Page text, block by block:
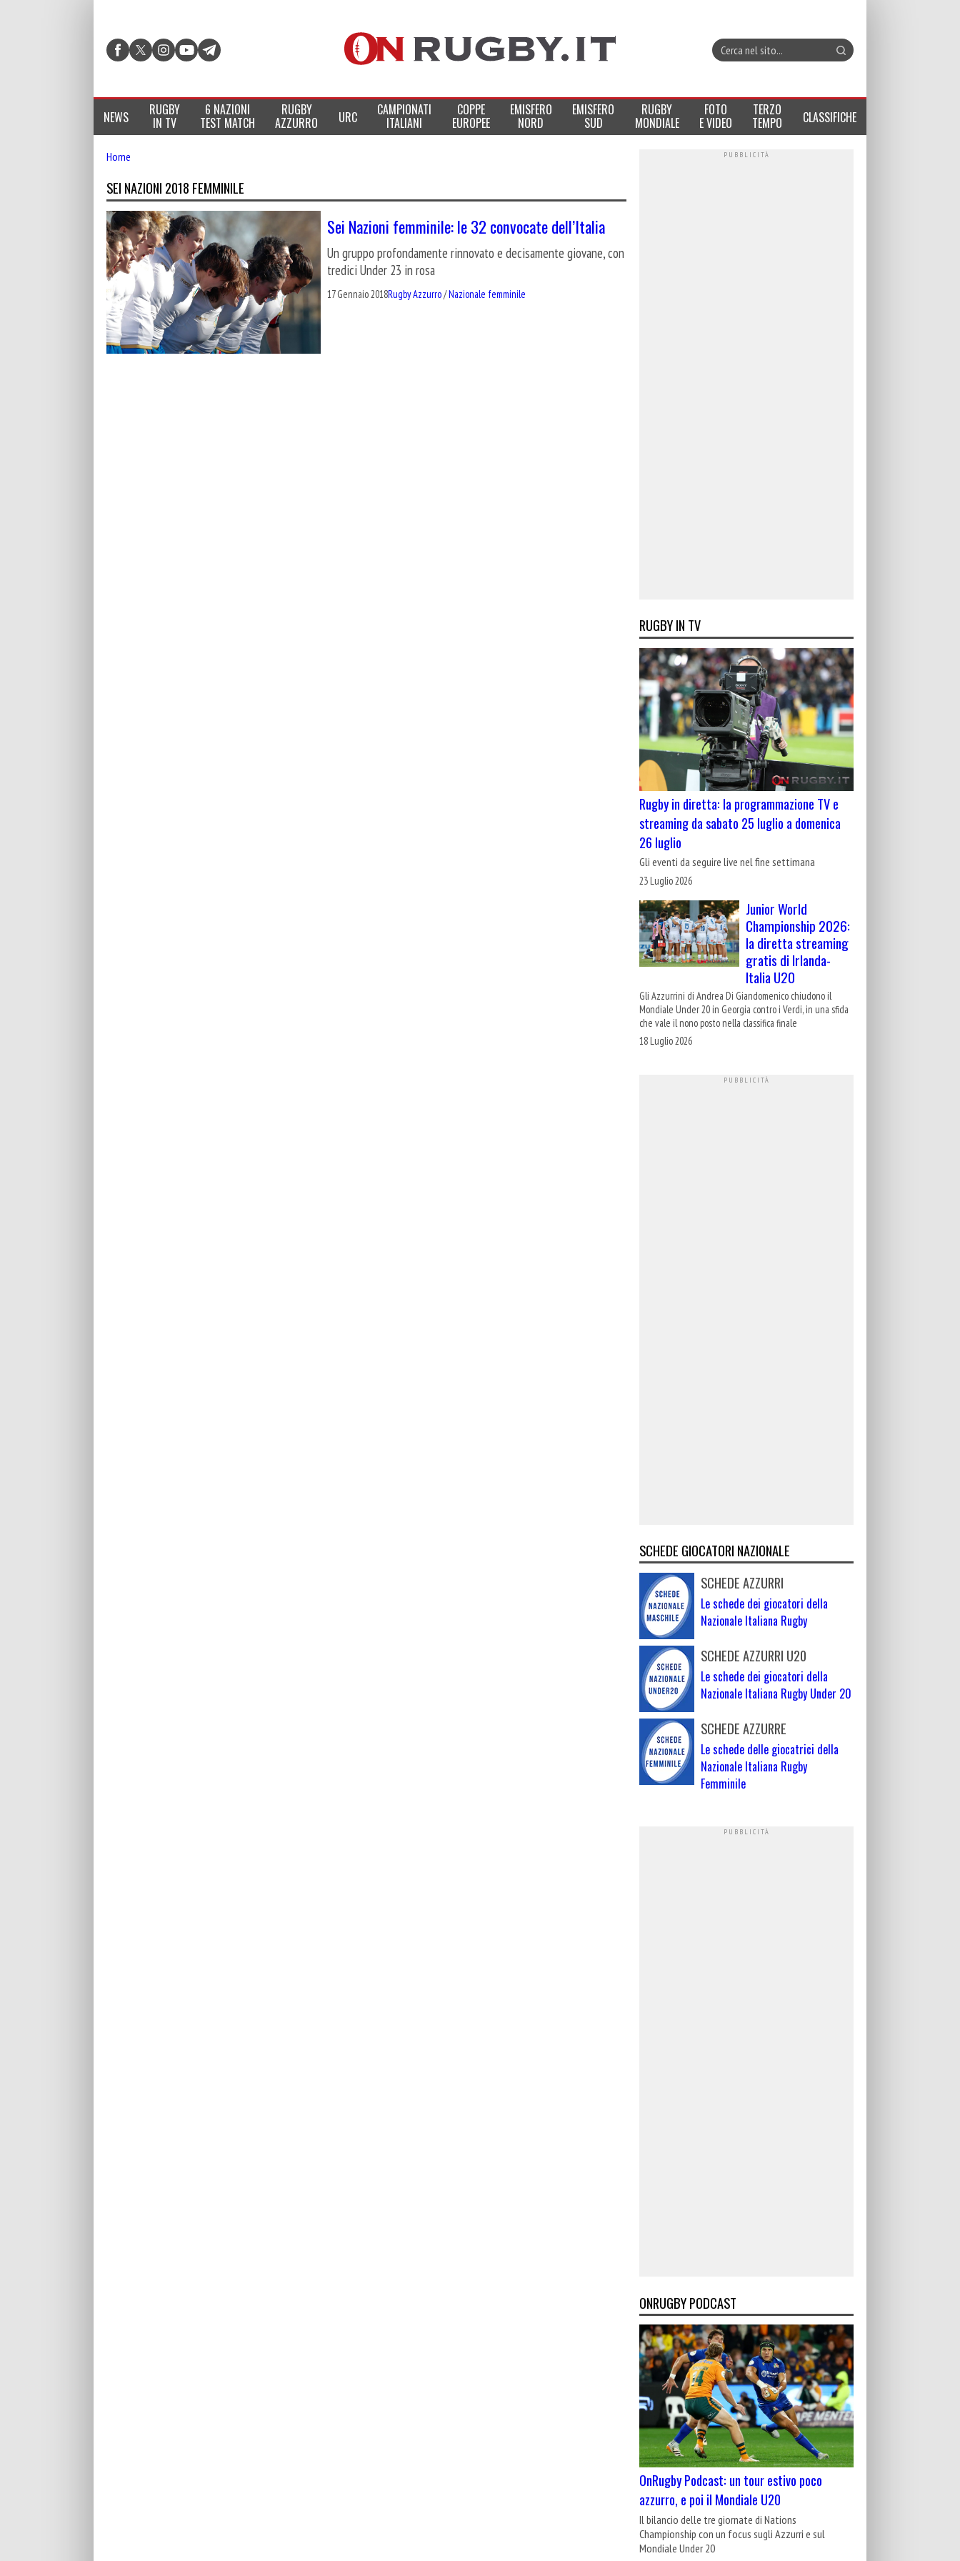
NEWS RUGBY
IN TV
6 NAZIONI
TEST MATCH
RUGBY
AZZURRO URC CAMPIONATI
ITALIANI
COPPE
EUROPEE
EMISFERO
NORD
EMISFERO
SUD
RUGBY
MONDIALE
FOTO
E VIDEO
TERZO
TEMPO CLASSIFICHE
Home
SEI NAZIONI 2018 FEMMINILE
Sei Nazioni femminile: le 32 convocate dell’Italia
Un gruppo profondamente rinnovato e decisamente giovane, con
tredici Under 23 in rosa
17 Gennaio 2018Rugby Azzurro/Nazionale femminile
RUGBY IN TV
Rugby in diretta: la programmazione TV e
streaming da sabato 25 luglio a domenica
26 luglio
Gli eventi da seguire live nel fine settimana
23 Luglio 2026
Junior World
Championship 2026:
la diretta streaming
gratis di Irlanda-
Italia U20
Gli Azzurrini di Andrea Di Giandomenico chiudono il
Mondiale Under 20 in Georgia contro i Verdi, in una sfida
che vale il nono posto nella classifica finale
18 Luglio 2026
SCHEDE GIOCATORI NAZIONALE
SCHEDE AZZURRI
Le schede dei giocatori della
Nazionale Italiana Rugby
SCHEDE AZZURRI U20
Le schede dei giocatori della
Nazionale Italiana Rugby Under 20
SCHEDE AZZURRE
Le schede delle giocatrici della
Nazionale Italiana Rugby
Femminile
ONRUGBY PODCAST
OnRugby Podcast: un tour estivo poco
azzurro, e poi il Mondiale U20
Il bilancio delle tre giornate di Nations
Championship con un focus sugli Azzurri e sul
Mondiale Under 20